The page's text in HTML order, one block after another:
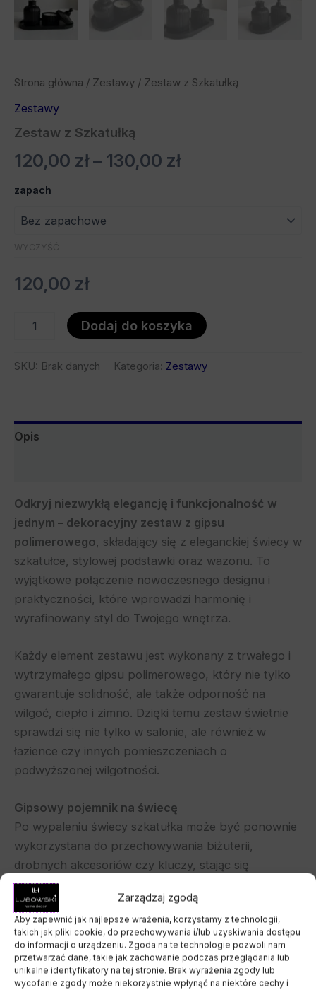
Zarządzaj zgodą
Aby zapewnić jak najlepsze wrażenia, korzystamy z technologii,
takich jak pliki cookie, do przechowywania i/lub uzyskiwania dostępu
do informacji o urządzeniu. Zgoda na te technologie pozwoli nam
przetwarzać dane, takie jak zachowanie podczas przeglądania lub
unikalne identyfikatory na tej stronie. Brak wyrażenia zgody lub
wycofanie zgody może niekorzystnie wpłynąć na niektóre cechy i
Strona główna / Zestawy / Zestaw z Szkatułką
Zestawy
Zestaw z Szkatułką
120,00 zł – 130,00 zł
zapach
120,00 zł
Dodaj do koszyka
SKU: Brak danych Kategoria: Zestawy
Opis
Odkryj niezwykłą elegancję i funkcjonalność w
jednym – dekoracyjny zestaw z gipsu
polimerowego, składający się z eleganckiej świecy w
szkatułce, stylowej podstawki oraz wazonu. To
wyjątkowe połączenie nowoczesnego designu i
praktyczności, które wprowadzi harmonię i
wyrafinowany styl do Twojego wnętrza.
Każdy element zestawu jest wykonany z trwałego i
wytrzymałego gipsu polimerowego, który nie tylko
gwarantuje solidność, ale także odporność na
wilgoć, ciepło i zimno. Dzięki temu zestaw świetnie
sprawdzi się nie tylko w salonie, ale również w
łazience czy innych pomieszczeniach o
podwyższonej wilgotności.
Gipsowy pojemnik na świecę
Po wypaleniu świecy szkatułka może być ponownie
wykorzystana do przechowywania biżuterii,
drobnych akcesoriów czy kluczy, stając się
praktycznym elementem Twojego wnętrza.
Ręczne wykonanie
Każdy zestaw wyróżnia się niepowtarzalnym
charakterem – delikatne niedoskonałości w postaci
małych dziurek czy różnic w kolorze są naturalnym